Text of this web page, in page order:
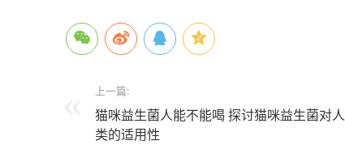
上一篇:
猫咪益生菌人能不能喝 探讨猫咪益生菌对人
类的适用性